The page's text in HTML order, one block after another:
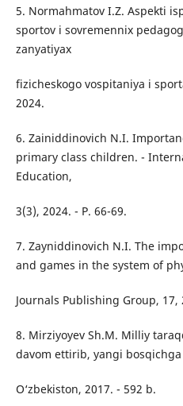
5. Normahmatov I.Z. Aspekti
sportov i sovremennix
zanyatiyax
fizicheskogo vospitaniya i
2024.
6. Zainiddinovich N.I.
primary class children. -
Education,
3(3), 2024. - P. 66-69.
7. Zayniddinovich N.I. The
and games in the system of
Journals Publishing Group, 17,
8. Mirziyoyev Sh.M. Milliy
davom ettirib, yangi bosqichga
O‘zbekiston, 2017. - 592 b.